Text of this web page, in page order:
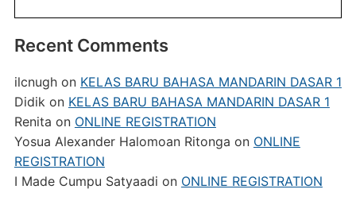
Recent Comments
ilcnughon KELAS BARU BAHASA MANDARIN DASAR 1
Didikon KELAS BARU BAHASA MANDARIN DASAR 1
Renita on ONLINE REGISTRATION
Yosua Alexander Halomoan Ritonga on ONLINE
REGISTRATION
I Made Cumpu Satyaadi on ONLINE REGISTRATION